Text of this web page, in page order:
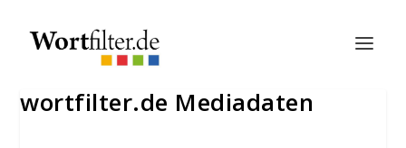
wortfilter.de Mediadaten